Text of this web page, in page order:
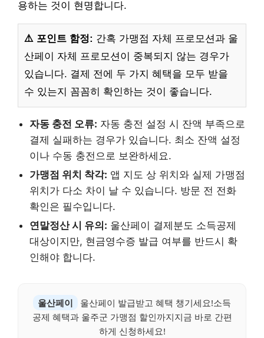
용하는 것이 현명합니다.
⚠️ 포인트 함정: 간혹 가맹점 자체 프로모션과 울
산페이 자체 프로모션이 중복되지 않는 경우가
있습니다. 결제 전에 두 가지 혜택을 모두 받을
수 있는지 꼼꼼히 확인하는 것이 좋습니다.
자동 충전 오류: 자동 충전 설정 시 잔액 부족으로
결제 실패하는 경우가 있습니다. 최소 잔액 설정
이나 수동 충전으로 보완하세요.
가맹점 위치 착각: 앱 지도 상 위치와 실제 가맹점
위치가 다소 차이 날 수 있습니다. 방문 전 전화
확인은 필수입니다.
연말정산 시 유의: 울산페이 결제분도 소득공제
대상이지만, 현금영수증 발급 여부를 반드시 확
인해야 합니다.
울산페이
울산페이 발급받고 혜택 챙기세요!소득
공제 혜택과 울주군 가맹점 할인까지지금 바로 간편
하게 신청하세요!